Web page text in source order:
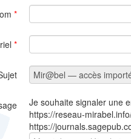
*
*
Je souhaite signaler une
https://reseau-
https://